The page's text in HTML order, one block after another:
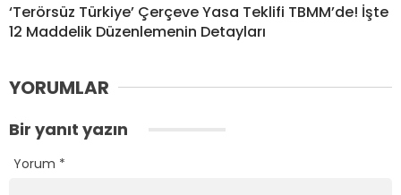
‘Terörsüz Türkiye’ Çerçeve Yasa Teklifi TBMM’de! İşte
12 Maddelik Düzenlemenin Detayları
YORUMLAR
Bir yanıt yazın
Yorum *